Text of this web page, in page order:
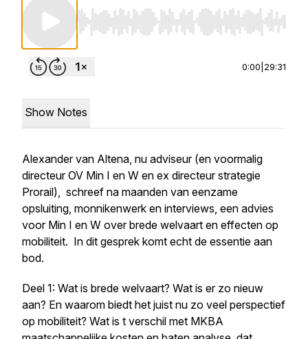
Use Left/Right to seek, Home/End to jump
0:00 29:31
Show Notes
Alexander van Altena, nu adviseur (en voormalig
directeur OV Min I en W en ex directeur strategie
Prorail), schreef na maanden van eenzame
opsluiting, monnikenwerk en interviews, een advies
voor Min I en W over brede welvaart en effecten op
mobiliteit. In dit gesprek komt echt de essentie aan
bod.
Deel 1: Wat is brede welvaart? Wat is er zo nieuw
aan? En waarom biedt het juist nu zo veel perspectief
op mobiliteit? Wat is t verschil met MKBA